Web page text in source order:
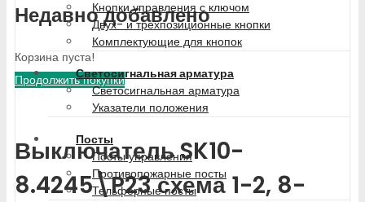
Недавно добавлено
Корзина пуста!
Продолжить покупки
Кнопки управления с ключом
Двух- и трехпозиционные кнопки
Комплектующие для кнопок
Светосигнальная арматура
Светосигнальная арматура
Указатели положения
Посты
Посты управления
Противопожарные посты
Тельферные посты
Выключатель SK10-
8.4245\P23 схема 1-2, 8-